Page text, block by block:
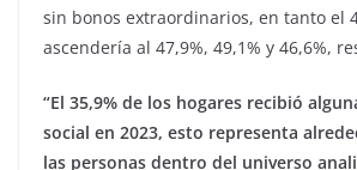
sin bonos extraordinarios, en tanto el
ascendería al 47,9%, 49,1% y 46,6%,
“El 35,9% de los hogares recibió
social en 2023, esto representa
las personas dentro del universo